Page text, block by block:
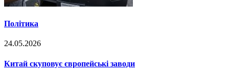
Політика
24.05.2026
Китай скуповує європейські заводи